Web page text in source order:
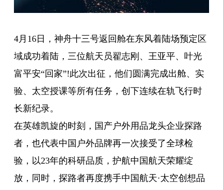
4月16日，神舟十三号返回舱在东风着陆场预定区
域成功着陆，三位航天员翟志刚、王亚平、叶光
富平安“回家”!此次出征，他们圆满完成出舱、实
验、太空授课等所有任务，创下连续在轨飞行时
长新纪录。
在英雄凯旋的时刻，国产户外用品龙头企业探路
者 ，也代表中国户外品牌再一次接受了全球检
验，以23年的科研品质，护航中国航天荣耀绽
放，同时，探路者再度携手中国航天·太空创想品